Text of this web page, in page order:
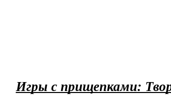
Игры с прищепками: